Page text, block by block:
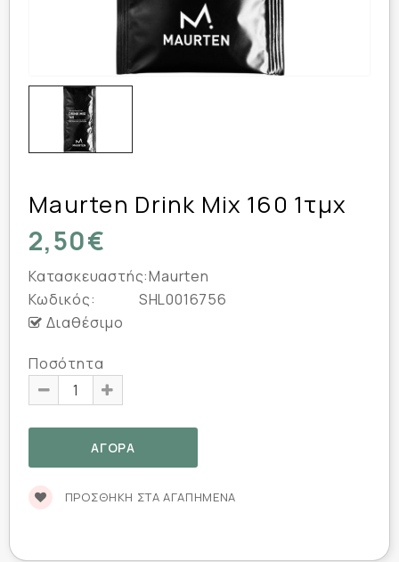
Maurten Drink Mix 160 1τμχ
2,50€
Κατασκευαστής:Maurten
Κωδικός:
SHL0016756
Διαθέσιμο
Ποσότητα
ΠΡΟΣΘΉΚΗ ΣΤΑ ΑΓΑΠΗΜΈΝΑ